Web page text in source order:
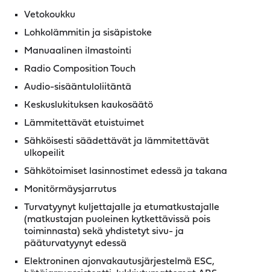
Vetokoukku
Lohkolämmitin ja sisäpistoke
Manuaalinen ilmastointi
Radio Composition Touch
Audio-sisääntuloliitäntä
Keskuslukituksen kaukosäätö
Lämmitettävät etuistuimet
Sähköisesti säädettävät ja lämmitettävät
ulkopeilit
Sähkötoimiset lasinnostimet edessä ja takana
Monitörmäysjarrutus
Turvatyynyt kuljettajalle ja etumatkustajalle
(matkustajan puoleinen kytkettävissä pois
toiminnasta) sekä yhdistetyt sivu- ja
pääturvatyynyt edessä
Elektroninen ajonvakautusjärjestelmä ESC,